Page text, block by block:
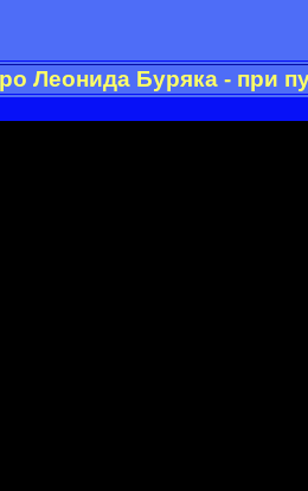
Леонида Буряка - при